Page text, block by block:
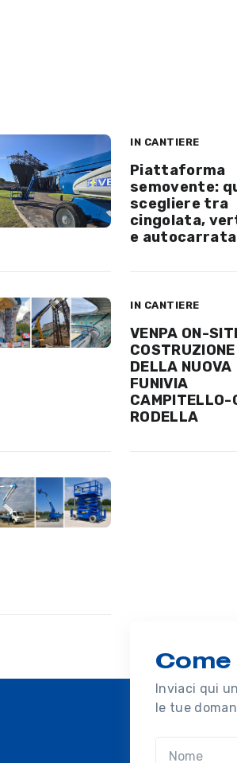
IN CANTIERE
Piattaforma
semovente:
scegliere tra
cingolata,
e autocarrata
IN CANTIERE
VENPA ON-
COSTRUZIONE
DELLA NUOVA
FUNIVIA
CAMPITELLO-
RODELLA
Inviaci qui
le tue